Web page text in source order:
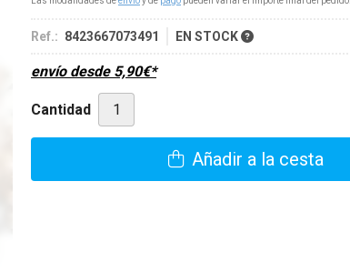
Ref.: 8423667073491 EN STOCK
envío desde 5,90€*
Cantidad
Añadir a la cesta